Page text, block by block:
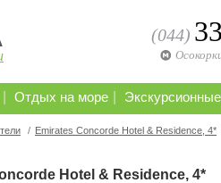
(044)
Отдых на море
/ Emirates Concorde Hotel & Residence, 4*
Hotel & Residence, 4*